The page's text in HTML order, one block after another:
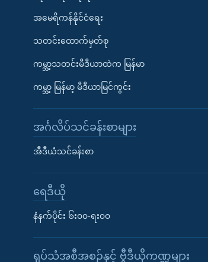
အမေရိကန်နိုင်ငံရေး
သတင်းထောက်မှတ်စု
ကမ္ဘာ့သတင်းမီဒီယာထဲက မြန်မာ
ကမ္ဘာ့ မြန်မာ့ မီဒီယာမြင်ကွင်း
အင်္ဂလိပ်သင်ခန်းစာများ
အီဒီယံသင်ခန်းစာ
ရေဒီယို
နံနက်ပိုင်း ၆း၀၀-ရး၀၀
ရုပ်သံအစီအစဉ်နှင့် ဗွီဒီယိုကဏ္ဍများ